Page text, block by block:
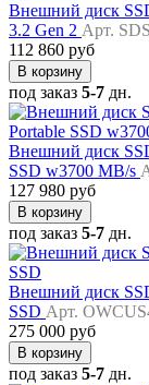
Внешний диск
3.2 Gen 2 Арт.
112 860 руб
В корзину
под заказ 5-7 дн.
Внешний диск
SSD w3700 MB/s
127 980 руб
В корзину
под заказ 5-7 дн.
Внешний диск
SSD Арт.
275 000 руб
В корзину
под заказ 5-7 дн.